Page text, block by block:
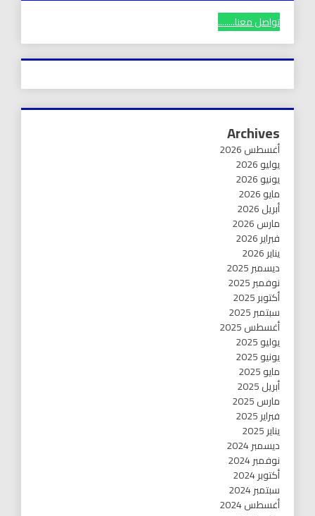
تواصل معنا........
Archives
أغسطس 2026
يوليو 2026
يونيو 2026
مايو 2026
أبريل 2026
مارس 2026
فبراير 2026
يناير 2026
ديسمبر 2025
نوفمبر 2025
أكتوبر 2025
سبتمبر 2025
أغسطس 2025
يوليو 2025
يونيو 2025
مايو 2025
أبريل 2025
مارس 2025
فبراير 2025
يناير 2025
ديسمبر 2024
نوفمبر 2024
أكتوبر 2024
سبتمبر 2024
أغسطس 2024